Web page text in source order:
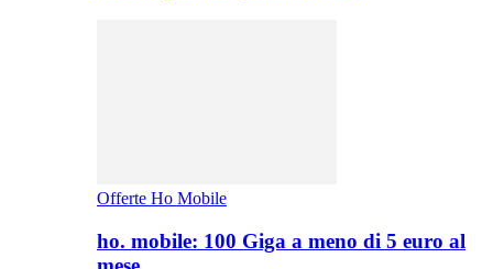
Offerte Ho Mobile
ho. mobile: 100 Giga a meno di 5 euro al